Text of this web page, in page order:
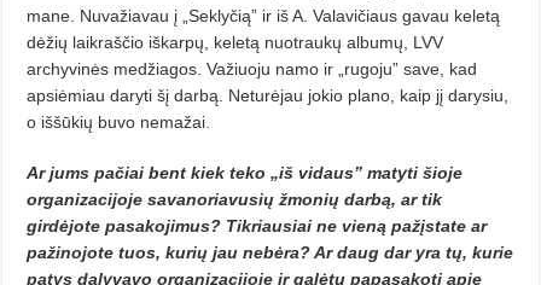
mane. Nuvažiavau į „Seklyčią” ir iš A. Valavičiaus gavau keletą
dėžių laikraščio iškarpų, keletą nuotraukų albumų, LVV
archyvinės medžiagos. Važiuoju namo ir „rugoju” save, kad
apsiėmiau daryti šį darbą. Neturėjau jokio plano, kaip jį darysiu,
o iššūkių buvo nemažai.
Ar jums pačiai bent kiek teko „iš vidaus” matyti šioje
organizacijoje savanoriavusių žmonių darbą, ar tik
girdėjote pasakojimus? Tikriausiai ne vieną pažįstate ar
pažinojote tuos, kurių jau nebėra? Ar daug dar yra tų, kurie
patys dalyva­vo organizacijoje ir galėtų papasakoti apie